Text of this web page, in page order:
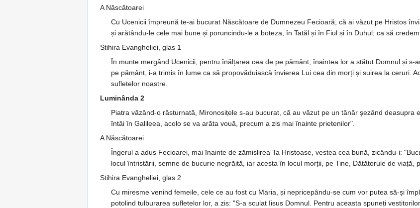
A Născătoarei
Cu Ucenicii împreună te-ai bucurat Născătoare de Dumnezeu Fecioară, că ai văzut pe Hristos
și arătându-le cele mai bune și poruncindu-le a boteza, în Tatăl și în Fiul și în Duhul; ca să
Stihira Evangheliei, glas 1
În munte mergând Ucenicii, pentru înălțarea cea de pe pământ, înaintea lor a stătut Domnul și
pe pământ, i-a trimis în lume ca să propovăduiască învierea Lui cea din morți și suirea la ceruri.
sufletelor noastre.
Luminânda 2
Piatra văzând-o răsturnată, Mironosițele s-au bucurat, că au văzut pe un tânăr șezând
întâi în Galileea, acolo se va arăta vouă, precum a zis mai înainte prietenilor".
A Născătoarei
Îngerul a adus Fecioarei, mai înainte de zămislirea Ta Hristoase, vestea cea bună, zicându-i:
locul întristării, semne de bucurie negrăită, iar acesta în locul morții, pe Tine, Dătătorule de
Stihira Evangheliei, glas 2
Cu miresme venind femeile, cele ce au fost cu Maria, și nepricepându-se cum vor putea să-și
potolind tulburarea sufletelor lor, a zis: "S-a sculat Iisus Domnul. Pentru aceasta spuneți